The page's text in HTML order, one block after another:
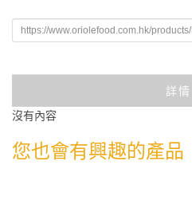
詳情
沒有內容
您也會有興趣的產品